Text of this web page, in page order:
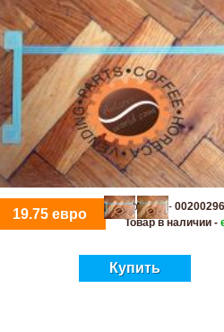
19.75 евро Артикул -
Товар в наличии -
Купить